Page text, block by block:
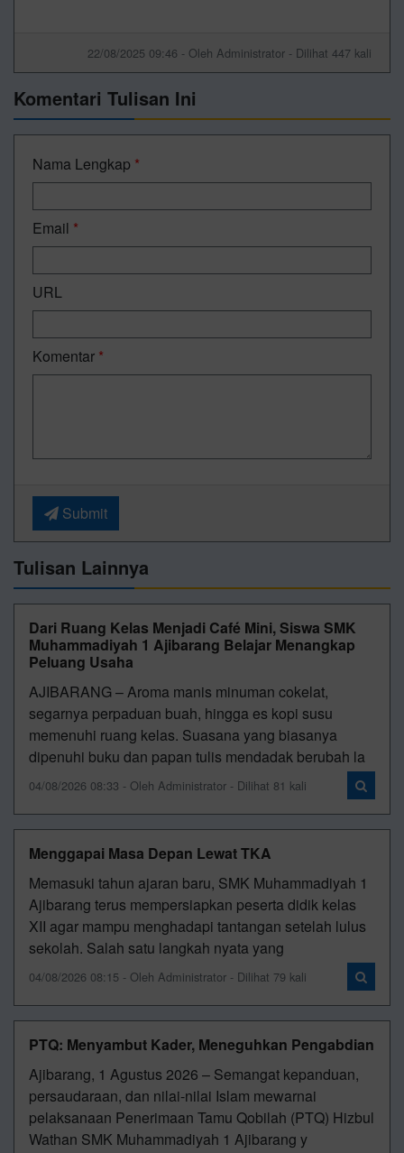
22/08/2025 09:46 - Oleh Administrator - Dilihat 447 kali
Komentari Tulisan Ini
Nama Lengkap *
Email *
URL
Komentar *
Submit
Tulisan Lainnya
Dari Ruang Kelas Menjadi Café Mini, Siswa SMK
Muhammadiyah 1 Ajibarang Belajar Menangkap
Peluang Usaha
AJIBARANG – Aroma manis minuman cokelat,
segarnya perpaduan buah, hingga es kopi susu
memenuhi ruang kelas. Suasana yang biasanya
dipenuhi buku dan papan tulis mendadak berubah la
04/08/2026 08:33 - Oleh Administrator - Dilihat 81 kali
Menggapai Masa Depan Lewat TKA
Memasuki tahun ajaran baru, SMK Muhammadiyah 1
Ajibarang terus mempersiapkan peserta didik kelas
XII agar mampu menghadapi tantangan setelah lulus
sekolah. Salah satu langkah nyata yang
04/08/2026 08:15 - Oleh Administrator - Dilihat 79 kali
PTQ: Menyambut Kader, Meneguhkan Pengabdian
Ajibarang, 1 Agustus 2026 – Semangat kepanduan,
persaudaraan, dan nilai-nilai Islam mewarnai
pelaksanaan Penerimaan Tamu Qobilah (PTQ) Hizbul
Wathan SMK Muhammadiyah 1 Ajibarang y